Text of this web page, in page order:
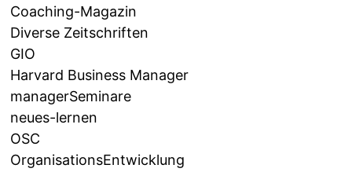
Coaching-Magazin
Diverse Zeitschriften
GIO
Harvard Business Manager
managerSeminare
neues-lernen
OSC
OrganisationsEntwicklung